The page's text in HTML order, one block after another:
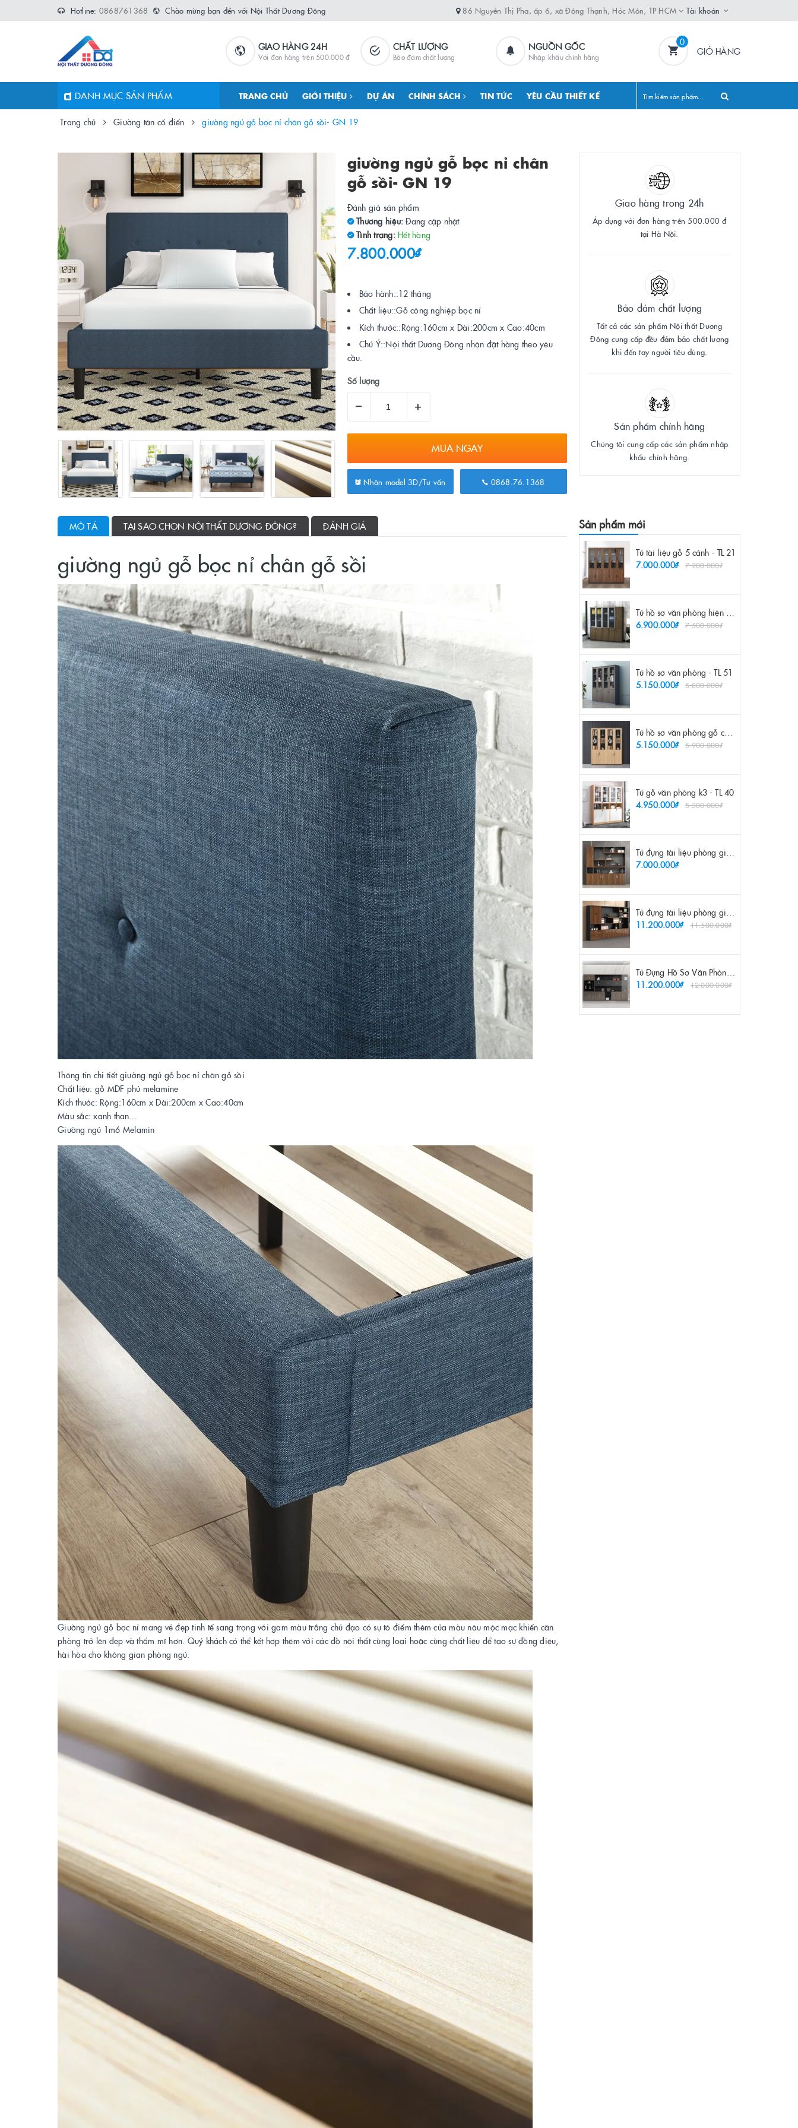
Hotline: 0868761368 Chào mừng bạn đến với Nội Thất Dương Đông 86 Nguyễn Thị Pha, ấp 6, xã Đông Thạnh, Hóc Môn, TP HCM Tài khoản
GIAO HÀNG 24H
Với đơn hàng trên 500.000 đ
CHẤT LƯỢNG
Bảo đảm chất lượng
NGUỒN GỐC
Nhập khẩu chính hãng
0
GIỎ HÀNG
DANH MỤC SẢN PHẨM TRANG CHỦ GIỚI THIỆU DỰ ÁN CHÍNH SÁCH TIN TỨC YÊU CẦU THIẾT KẾ
Trang chủ Giường tân cổ điển giường ngủ gỗ bọc nỉ chân gỗ sồi- GN 19
giường ngủ gỗ bọc nỉ chân
gỗ sồi- GN 19
Đánh giá sản phẩm
Thương hiệu: Đang cập nhật
Tình trạng: Hết hàng
7.800.000₫
Bảo hành::12 tháng
Chất liệu::Gỗ công nghiệp bọc nỉ
Kích thước::Rộng:160cm x Dài:200cm x Cao:40cm
Chú Ý::Nội thất Dương Đông nhận đặt hàng theo yêu
cầu.
Số lượng
– +
MUA NGAY
Nhận model 3D/Tư vấn 0868.76.1368
Giao hàng trong 24h
Áp dụng với đơn hàng trên 500.000 đ
tại Hà Nội.
Bảo đảm chất lượng
Tất cả các sản phẩm Nội thất Dương
Đông cung cấp đều đảm bảo chất lượng
khi đến tay người tiêu dùng.
Sản phẩm chính hãng
Chúng tôi cung cấp các sản phẩm nhập
khẩu chính hãng.
MÔ TẢ TẠI SAO CHỌN NỘI THẤT DƯƠNG ĐÔNG? ĐÁNH GIÁ
giường ngủ gỗ bọc nỉ chân gỗ sồi
Thông tin chi tiết giường ngủ gỗ bọc nỉ chân gỗ sồi
Chất liệu: gỗ MDF phủ melamine
Kích thước: Rộng:160cm x Dài:200cm x Cao:40cm
Màu sắc: xanh than...
Giường ngủ 1m6 Melamin
Giường ngủ gỗ bọc nỉ mang vẻ đẹp tinh tế sang trọng với gam màu trắng chủ đạo có sự tô điểm thêm của màu nâu mộc mạc khiến căn
phòng trở lên đẹp và thẩm mĩ hơn. Quý khách có thể kết hợp thêm với các đồ nội thất cùng loại hoặc cùng chất liệu để tạo sự đồng điệu,
hài hòa cho không gian phòng ngủ.
Sản phẩm mới
Tủ tài liệu gỗ 5 cánh - TL 21
7.000.000₫
7.200.000₫
6.900.000₫
7.500.000₫
Tủ hồ sơ văn phòng - TL 51
5.150.000₫
5.800.000₫
Tủ hồ sơ văn phòng gỗ công nghiệp - TL 52
5.150.000₫
5.900.000₫
Tủ gỗ văn phòng k3 - TL 40
4.950.000₫
5.300.000₫
7.000.000₫
11.200.000₫
11.500.000₫
11.200.000₫
12.000.000₫